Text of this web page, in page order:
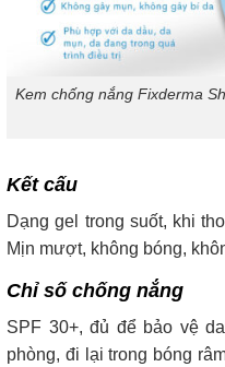
Kem chống nắng Fixderma
Kết cấu
Dạng gel trong suốt, khi
Mịn mượt, không bóng,
Chỉ số chống nắng
SPF 30+, đủ để bảo vệ
phòng, đi lại trong bóng